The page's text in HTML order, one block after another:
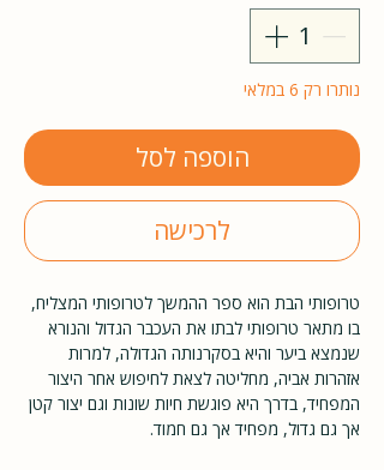
נותרו רק 6 במלאי
הוספה לסל
לרכישה
טרופותי הבת הוא ספר ההמשך לטרופותי המצליח,
בו מתאר טרופותי לבתו את העכבר הגדול והנורא
שנמצא ביער והיא בסקרנותה הגדולה, למרות
אזהרות אביה, מחליטה לצאת לחיפוש אחר היצור
המפחיד, בדרך היא פוגשת חיות שונות וגם יצור קטן
אך גם גדול, מפחיד אך גם חמוד.